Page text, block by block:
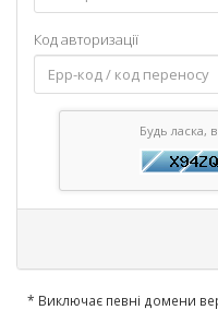
Код авторизації
Будь ласка,
* Виключає певні домени